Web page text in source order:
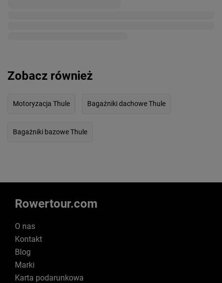
Zobacz również
Motoryzacja Thule Bagażniki dachowe Thule
Bagażniki bazowe Thule
Rowertour.com
O nas
Kontakt
Blog
Marki
Karta podarunkowa